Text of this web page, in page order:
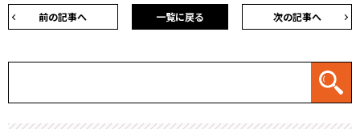
前の記事へ 次の記事へ
一覧に戻る